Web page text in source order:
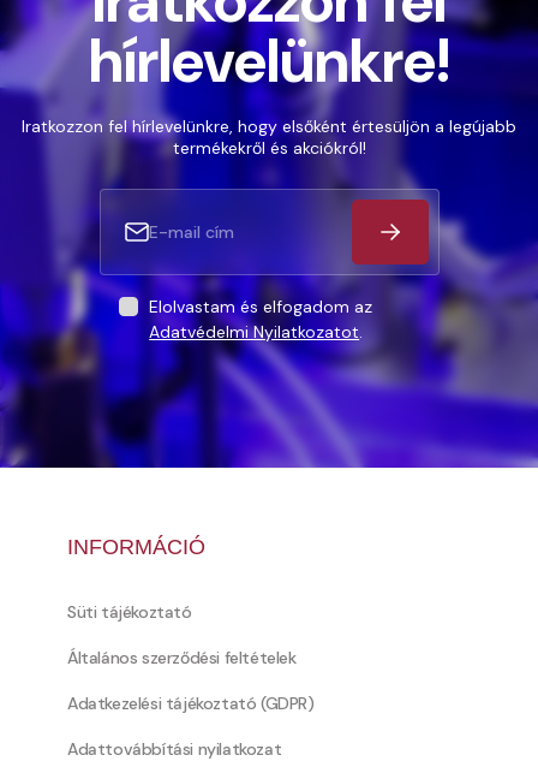
hírlevelünkre!
Iratkozzon fel hírlevelünkre, hogy elsőként értesüljön a legújabb
termékekről és akciókról!
Elolvastam és elfogadom az
Adatvédelmi Nyilatkozatot.
INFORMÁCIÓ
Süti tájékoztató
Általános szerződési feltételek
Adatkezelési tájékoztató (GDPR)
Adattovábbítási nyilatkozat